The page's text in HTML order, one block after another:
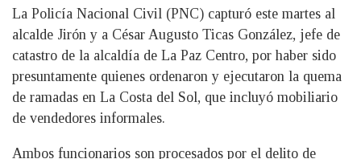
La Policía Nacional Civil (PNC) capturó este martes al
alcalde Jirón y a César Augusto Ticas González, jefe de
catastro de la alcaldía de La Paz Centro, por haber sido
presuntamente quienes ordenaron y ejecutaron la quema
de ramadas en La Costa del Sol, que incluyó mobiliario
de vendedores informales.
Ambos funcionarios son procesados por el delito de